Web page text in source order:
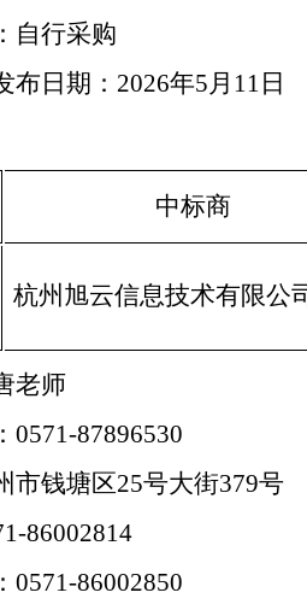
自行采购
布日期：2026年5月11日
中标商
杭州旭云信息技术有限公
老师
0571-87896530
市钱塘区25号大街379号
86002814
0571-86002850